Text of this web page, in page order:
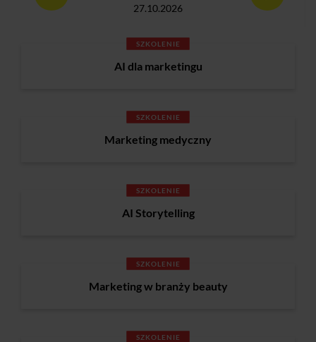
27.10.2026
SZKOLENIE
AI dla marketingu
SZKOLENIE
Marketing medyczny
SZKOLENIE
AI Storytelling
SZKOLENIE
Marketing w branży beauty
SZKOLENIE